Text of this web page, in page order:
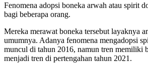
Fenomena adopsi boneka arwah atau spirit
bagi beberapa orang.
Mereka merawat boneka tersebut layaknya
umumnya. Adanya fenomena mengadopsi
muncul di tahun 2016, namun tren memiliki
menjadi tren di pertengahan tahun 2021.